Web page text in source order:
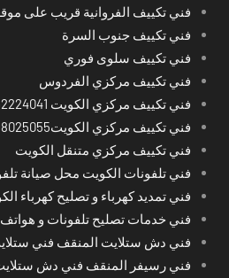
فني تكييف الفروانية قريب على
فني تكييف جنوب السرة
فني تكييف سلوى فوري
فني تكييف مركزي الفردوس
فني تكييف مركزي الكويت 62224041
فني تكييف مركزي الكويت98025055
فني تكييف مركزي متنقل الكويت
فني تلفونات الكويت محل صيانة
فني تمديد كهرباء و تصليح كهرباء الكويت
فني خدمات تصليح تلفونات و
فني دش ستلايت المنقف فني
فني رسيفر المنقف فني دش